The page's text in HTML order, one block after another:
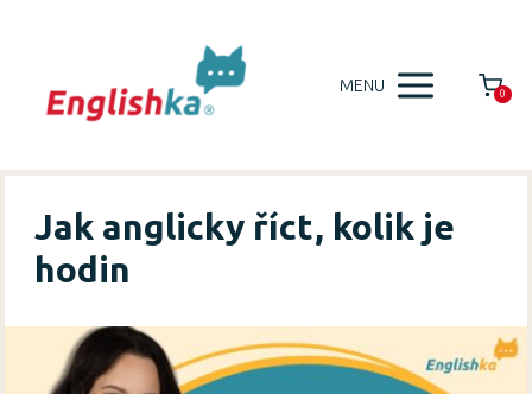
MENU 0
Jak anglicky říct, kolik je
hodin